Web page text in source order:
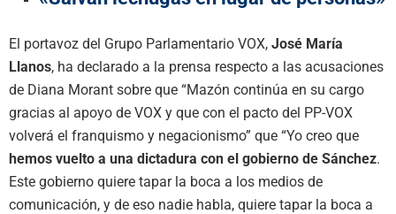
El portavoz del Grupo Parlamentario VOX, José María
Llanos, ha declarado a la prensa respecto a las acusaciones
de Diana Morant sobre que “Mazón continúa en su cargo
gracias al apoyo de VOX y que con el pacto del PP-VOX
volverá el franquismo y negacionismo” que “Yo creo que
hemos vuelto a una dictadura con el gobierno de Sánchez.
Este gobierno quiere tapar la boca a los medios de
comunicación, y de eso nadie habla, quiere tapar la boca a